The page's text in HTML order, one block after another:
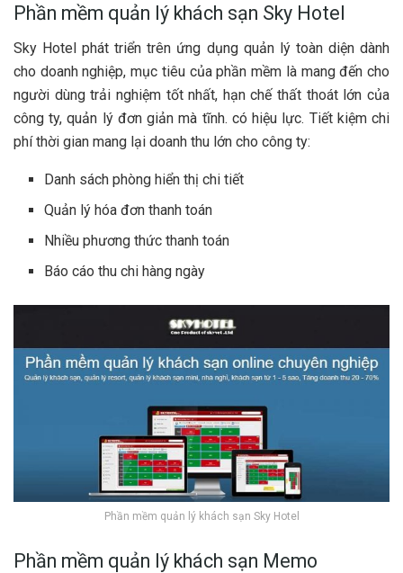
Phần mềm quản lý khách sạn Sky Hotel
Sky Hotel phát triển trên ứng dụng quản lý toàn diện dành
cho doanh nghiệp, mục tiêu của phần mềm là mang đến cho
người dùng trải nghiệm tốt nhất, hạn chế thất thoát lớn của
công ty, quản lý đơn giản mà tĩnh. có hiệu lực. Tiết kiệm chi
phí thời gian mang lại doanh thu lớn cho công ty:
Danh sách phòng hiển thị chi tiết
Quản lý hóa đơn thanh toán
Nhiều phương thức thanh toán
Báo cáo thu chi hàng ngày
Phần mềm quản lý khách sạn Sky Hotel
Phần mềm quản lý khách sạn Memo